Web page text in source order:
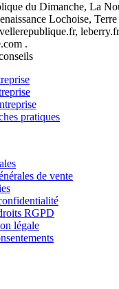
du Dimanche, La
Lochoise,
.
pratiques
de vente
RGPD
légale